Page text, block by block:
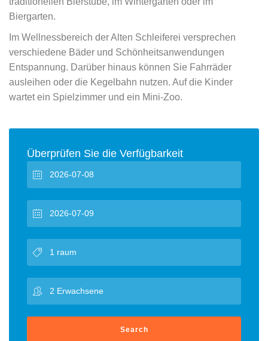
Biergarten.
Im Wellnessbereich der Alten Schleiferei versprechen
verschiedene Bäder und Schönheitsanwendungen
Entspannung. Darüber hinaus können Sie Fahrräder
ausleihen oder die Kegelbahn nutzen. Auf die Kinder
wartet ein Spielzimmer und ein Mini-Zoo.
Überprüfen Sie die Verfügbarkeit
Search